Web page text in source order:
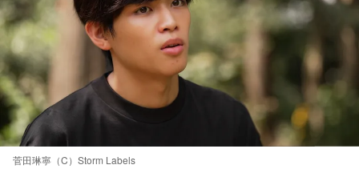
菅田琳寧（C）Storm Labels